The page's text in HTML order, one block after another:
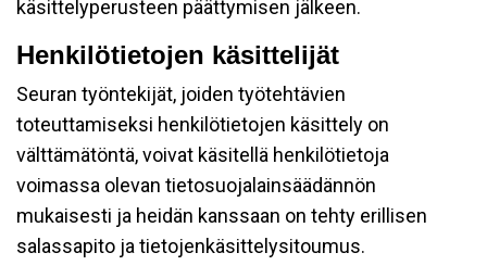
käsittelyperusteen päättymisen jälkeen.
Henkilötietojen käsittelijät
Seuran työntekijät, joiden työtehtävien
toteuttamiseksi henkilötietojen käsittely on
välttämätöntä, voivat käsitellä henkilötietoja
voimassa olevan tietosuojalainsäädännön
mukaisesti ja heidän kanssaan on tehty erillisen
salassapito ja tietojenkäsittelysitoumus.